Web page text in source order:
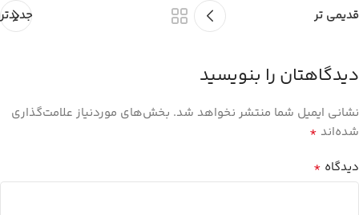
جدیدتر قدیمی تر
دیدگاهتان را بنویسید
نشانی ایمیل شما منتشر نخواهد شد. بخش‌های موردنیاز علامت‌گذاری
شده‌اند *
دیدگاه *